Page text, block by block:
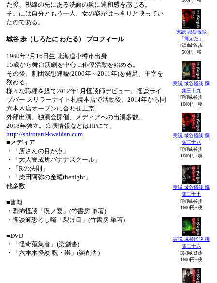
た後、視線の先にある洗面の鏡に違和感を感じる。
そこには自分ともう一人、女の姿がはっきりと映ってい
たのである。
城谷 歩（しろたに わたる） プロフィール
1980年2月16日生 北海道小樽市出身
15歳から舞台演劇を中心に俳優活動を始める。
その後、劇団深想逢嘘(2000年～2011年)を発足、主宰を
務める。
様々な職種を経て2012年1月怪談師デビュー。怪談ライ
ブバー スリラーナイト札幌本店で活動後、2014年から同
六本木店オープンに合わせ上京。
外部出演、独演会開催、メディアへの出演多数。
2018年独立。公演情報などはHPにて。
http://shirotani-kwaidan.com
■メディア
・「所さんの目が点」
・「大人養成所バナナスクール」
・「Rの法則」
・「柴田阿弥の金曜thenight」
他多数
■書籍
・恐怖怪談「呪ノ宴」(竹書房 単著)
・怪談師恐ろし噺「裂け目」(竹書房 単著)
■DVD
・「怪奇蒐集者」(楽創舎)
・「六本木怪談 呪・祟」(楽創舎)
実説 城谷怪談
「消えた」
[演]城谷歩
500円+税
実説 城谷怪談 撰
集三十九
[演]城谷歩
1600円+税
実説 城谷怪談 撰
集三十八
[演]城谷歩
1600円+税
実説 城谷怪談 撰
集三十七
[演]城谷歩
1600円+税
実説 城谷怪談 撰
集三十六
[演]城谷歩
1600円+税